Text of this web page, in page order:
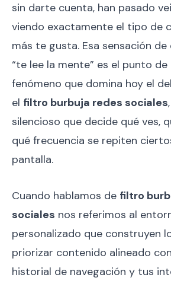
sin darte cuenta, han pasado
viendo exactamente el tipo de
más te gusta. Esa sensación
“te lee la mente” es el punto
fenómeno que domina hoy el
el filtro burbuja redes sociales
silencioso que decide qué ves,
qué frecuencia se repiten
pantalla.
Cuando hablamos de filtro
sociales nos referimos al
personalizado que construyen
priorizar contenido alineado
historial de navegación y tus